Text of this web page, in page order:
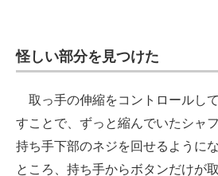
怪しい部分を見つけた
取っ手の伸縮をコントロールし
すことで、ずっと縮んでいたシャ
持ち手下部のネジを回せるように
ところ、持ち手からボタンだけが